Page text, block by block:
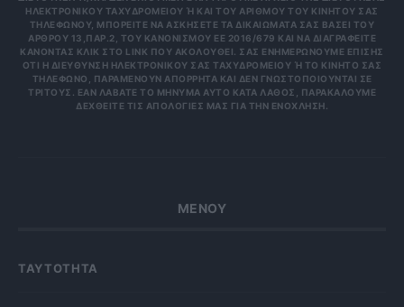
ΕΚΤΡΟΝΙΚΟΎ ΤΑΧΥΔΡΟΜΕΊΟΥ Ή ΚΑΙ ΤΟΥ ΑΡΙΘΜΟΎ ΤΟΥ ΚΙΝΗΤΟΎ ΣΑΣ ΤΗΛ
ΕΦΏΝΟΥ, ΜΠΟΡΕΊΤΕ ΝΑ ΑΣΚΉΣΕΤΕ ΤΑ ΔΙΚΑΙΏΜΑΤΆ ΣΑΣ ΒΆΣΕΙ ΤΟΥ ΆΡΘ
ΡΟΥ 13,ΠΑΡ.2, ΤΟΥ ΚΑΝΟΝΙΣΜΟΎ ΕΕ 2016/679 ΚΑΙ ΝΑ ΔΙΑΓΡΑΦΕΊΤΕ ΚΆΝ
ΟΝΤΑΣ ΚΛΙΚ ΣΤΟ LINK ΠΟΥ ΑΚΟΛΟΥΘΕΊ. ΣΑΣ ΕΝΗΜΕΡΏΝΟΥΜΕ ΕΠΊΣΗΣ ΌΤΙ
Η ΔΙΕΎΘΥΝΣΗ ΗΛΕΚΤΡΟΝΙΚΟΎ ΣΑΣ ΤΑΧΥΔΡΟΜΕΊΟΥ Ή ΤΟ ΚΙΝΗΤΌ ΣΑΣ ΤΗΛΈ
ΦΩΝΟ, ΠΑΡΑΜΈΝΟΥΝ ΑΠΌΡΡΗΤΑ ΚΑΙ ΔΕΝ ΓΝΩΣΤΟΠΟΙΟΎΝΤΑΙ ΣΕ ΤΡΊΤ
ΟΥΣ. ΕΆΝ ΛΆΒΑΤΕ ΤΟ ΜΉΝΥΜΑ ΑΥΤΌ ΚΑΤΆ ΛΆΘΟΣ, ΠΑΡΑΚΑΛΟΎΜΕ ΔΕΧΘ
ΕΊΤΕ ΤΙΣ ΑΠΟΛΟΓΊΕΣ ΜΑΣ ΓΙΑ ΤΗΝ ΕΝΌΧΛΗΣΗ.
ΜΕΝΟΥ
ΤΑΥΤΟΤΗΤΑ